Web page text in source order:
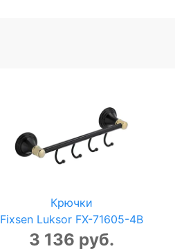
Крючки
Fixsen Luksor FX-71605-4B
3 136 руб.